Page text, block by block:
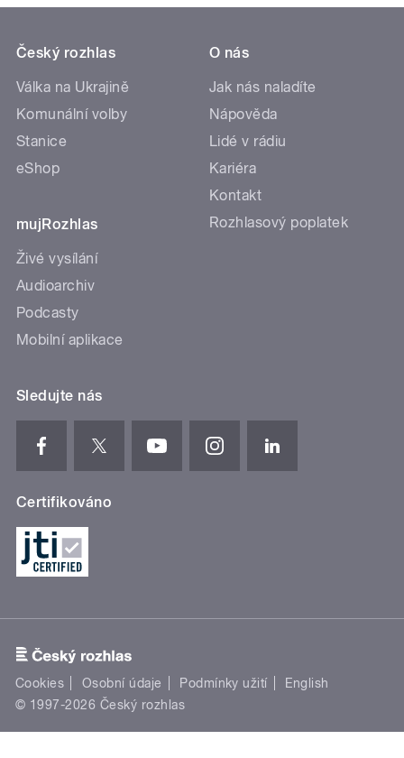
Český rozhlas
Válka na Ukrajině
Komunální volby
Stanice
eShop
mujRozhlas
Živé vysílání
Audioarchiv
Podcasty
Mobilní aplikace
O nás
Jak nás naladíte
Nápověda
Lidé v rádiu
Kariéra
Kontakt
Rozhlasový poplatek
Sledujte nás
Certifikováno
Cookies Osobní údaje Podmínky užití
English
© 1997-2026 Český rozhlas